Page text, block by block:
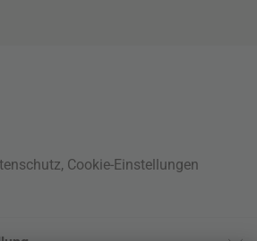
, Cookie-Einstellungen